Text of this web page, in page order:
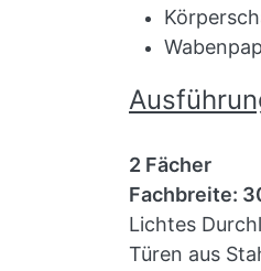
2 Fächer
Fachbreite:
Lichtes
Türen aus